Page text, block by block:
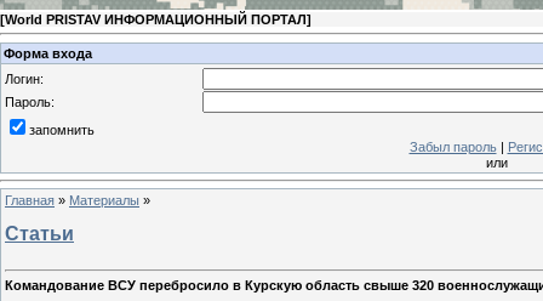
[World PRISTAV ИНФОРМАЦИОННЫЙ ПОРТАЛ]
Форма входа
Логин:
Пароль:
запомнить
Забыл пароль|
или
Главная » Материалы »
Статьи
Командование ВСУ перебросило в Курскую область свыше 320